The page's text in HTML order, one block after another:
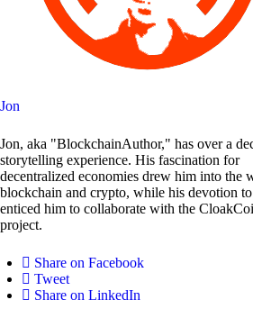
Jon
Jon, aka "BlockchainAuthor," has over a
storytelling experience. His fascination for
decentralized economies drew him into the
blockchain and crypto, while his devotion
enticed him to collaborate with the
project.
Share on Facebook
Tweet
Share on LinkedIn